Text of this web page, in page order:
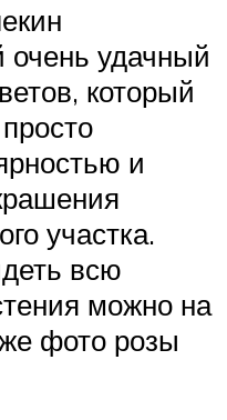
очень удачный
который
и
участка.
всю
можно на
фото розы